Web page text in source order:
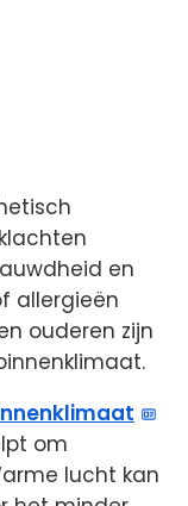
en
allergieën
ouderen zijn
om
lucht kan